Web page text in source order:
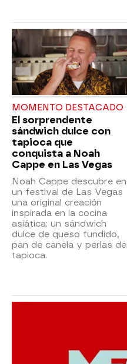
MOMENTO DESTACADO
El sorprendente
sándwich dulce con
tapioca que
conquista a Noah
Cappe en Las Vegas
Noah Cappe descubre en
un festival de Las Vegas
una original creación
inspirada en la cocina
asiática: un sándwich
dulce de queso fundido,
pan de canela y perlas de
tapioca.